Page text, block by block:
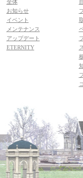
全体
お知らせ
イベント
メンテナンス
アップデート
ETERNITY